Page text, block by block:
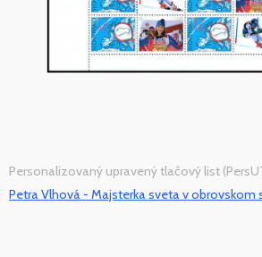
Personalizovaný upravený tlačový list
Petra Vlhová - Majsterka sveta v obrovskom